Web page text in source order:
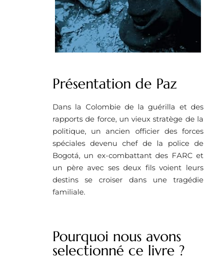
Présentation de Paz
Dans la Colombie de la guérilla et des
rapports de force, un vieux stratège de la
politique, un ancien officier des forces
spéciales devenu chef de la police de
Bogotá, un ex-combattant des FARC et
un père avec ses deux fils voient leurs
destins se croiser dans une tragédie
familiale.
Pourquoi nous avons
selectionné ce livre ?